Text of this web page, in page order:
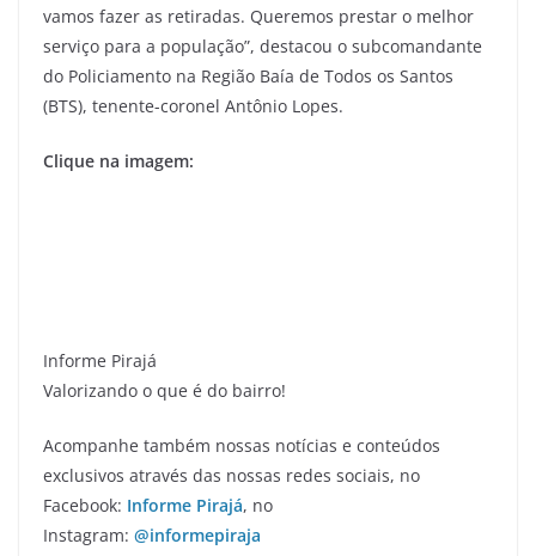
vamos fazer as retiradas. Queremos prestar o melhor
serviço para a população”, destacou o subcomandante
do Policiamento na Região Baía de Todos os Santos
(BTS), tenente-coronel Antônio Lopes.
Clique na imagem:
Informe Pirajá
Valorizando o que é do bairro!
Acompanhe também nossas notícias e conteúdos
exclusivos através das nossas redes sociais, no
Facebook: Informe Pirajá, no
Instagram: @informepiraja